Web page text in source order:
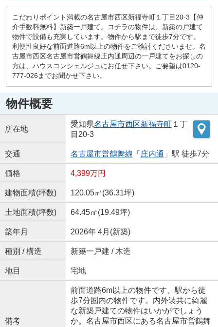
こだわりポイント満載の名古屋市西区新福寺町１丁目20-3【仲
介手数料無料】新築一戸建て。コチラの物件は、新築の戸建て
物件で設備も充実しています。物件から駅まで徒歩7分です。
利便性良好な前面道路6m以上の物件をご検討くださいませ。名
古屋市西区名古屋市営鶴舞線庄内通周辺の一戸建てをお探しの
方は、ハウスコンシェルジュにお任せ下さい。ご要望は0120-
777-026までお聞かせ下さい。
物件概要
所在地
愛知県名古屋市西区新福寺町１丁
目20-3
交通 名古屋市営鶴舞線 「 庄内通 」駅 徒歩7分
価格 4,399万円
建物面積(坪数) 120.05㎡(36.31坪)
土地面積(坪数) 64.45㎡(19.49坪)
築年月 2026年 4月(新築)
種別 / 構造 新築一戸建 / 木造
地目 宅地
備考
前面道路6m以上の物件です。駅から徒
歩7分圏内の物件です。内外装共に綺麗
な新築戸建ての物件はいかがでしょう
か。名古屋市西区にある名古屋市営鶴舞